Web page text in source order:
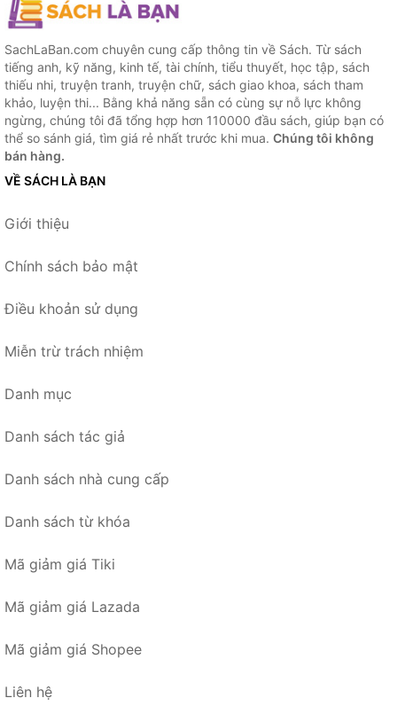
SachLaBan.com chuyên cung cấp thông tin về Sách. Từ sách
tiếng anh, kỹ năng, kinh tế, tài chính, tiểu thuyết, học tập, sách
thiếu nhi, truyện tranh, truyện chữ, sách giao khoa, sách tham
khảo, luyện thi... Bằng khả năng sẵn có cùng sự nỗ lực không
ngừng, chúng tôi đã tổng hợp hơn 110000 đầu sách, giúp bạn có
thể so sánh giá, tìm giá rẻ nhất trước khi mua. Chúng tôi không
bán hàng.
VỀ SÁCH LÀ BẠN
Giới thiệu
Chính sách bảo mật
Điều khoản sử dụng
Miễn trừ trách nhiệm
Danh mục
Danh sách tác giả
Danh sách nhà cung cấp
Danh sách từ khóa
Mã giảm giá Tiki
Mã giảm giá Lazada
Mã giảm giá Shopee
Liên hệ